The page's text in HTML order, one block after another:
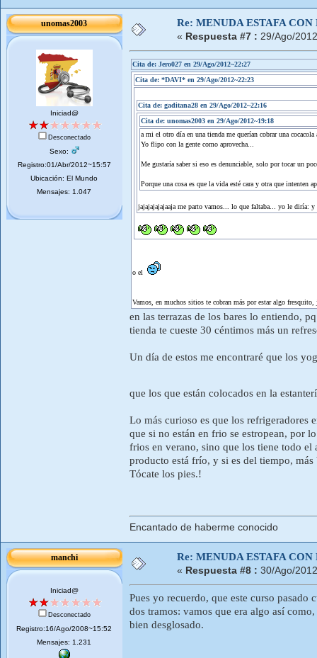
unomas2003
Iniciad@
Desconectado
Sexo:
Registro:01/Abr/2012~15:57
Ubicación: El Mundo
Mensajes: 1.047
Re: MENUDA ESTAFA CON
« Respuesta #7 : 29/Ago/
Cita de: Jero027 en 29/Ago/2012~22:27
Cita de: *DAVI* en 29/Ago/2012~22:23
Cita de: gaditana28 en 29/Ago/2012~22:16
Cita de: unomas2003 en 29/Ago/2012~19:18
a mi el otro día en una tienda me querían cobrar una
Yo flipo con la gente como aprovecha...
Me gustaría saber si eso es denunciable, solo por tocar un
Porque una cosa es que la vida esté cara y otra que intenten
jajajajajajaaja me parto vamos... lo que faltaba... yo le diría:
o el
Vamos, en muchos sitios te cobran más por estar algo
en las terrazas de los bares lo entiendo,
tienda te cueste 30 céntimos más un
Un día de estos me encontraré que los
que los que están colocados en la
Lo más curioso es que los refrigeradores
que si no están en frio se estropean, por
frios en verano, sino que los tiene todo
producto está frío, y si es del tiempo, más
Tócate los pies.!
Encantado de haberme conocido
manchi
Iniciad@
Desconectado
Registro:16/Ago/2008~15:52
Mensajes: 1.231
Re: MENUDA ESTAFA CON
« Respuesta #8 : 30/Ago/
Pues yo recuerdo, que este curso
dos tramos: vamos que era algo así
bien desglosado.